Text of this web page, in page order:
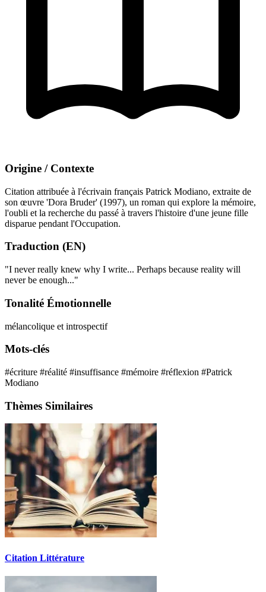
Origine / Contexte
Citation attribuée à l'écrivain français Patrick Modiano, extraite de
son œuvre 'Dora Bruder' (1997), un roman qui explore la mémoire,
l'oubli et la recherche du passé à travers l'histoire d'une jeune fille
disparue pendant l'Occupation.
Traduction (EN)
"I never really knew why I write... Perhaps because reality will
never be enough..."
Tonalité Émotionnelle
mélancolique et introspectif
Mots-clés
#écriture #réalité #insuffisance #mémoire #réflexion #Patrick
Modiano
Thèmes Similaires
Citation Littérature